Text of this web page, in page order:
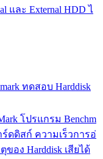
และ External HDD ไ
ทดสอบ Harddisk
โปรแกรม Benchm
ดดิสก์ ความเร็วการอ่
ของ Harddisk เสียได้